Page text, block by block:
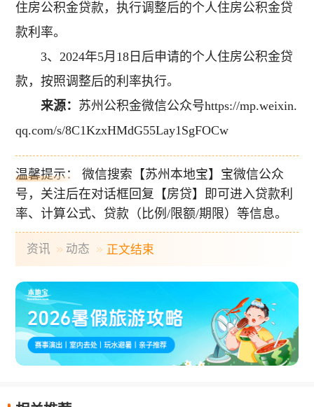
住房公积金贷款，执行调整后的个人住房公积金贷
款利率。
3、2024年5月18日后申请的个人住房公积金贷
款，按照调整后的利率执行。
来源： 苏州公积金微信公众号https://mp.weixin.
qq.com/s/8C1KzxHMdG55Lay1SgFOCw
温馨提示： 微信搜索【苏州本地宝】宝微信公众
号，关注后在对话框回复【房贷】即可进入贷款利
率、计算公式、贷款（比例/限额/期限）等信息。
资讯 动态 正文结束